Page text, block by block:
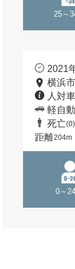
25～
2021
横浜
人対
軽自
死亡(0)
距離204m
0～